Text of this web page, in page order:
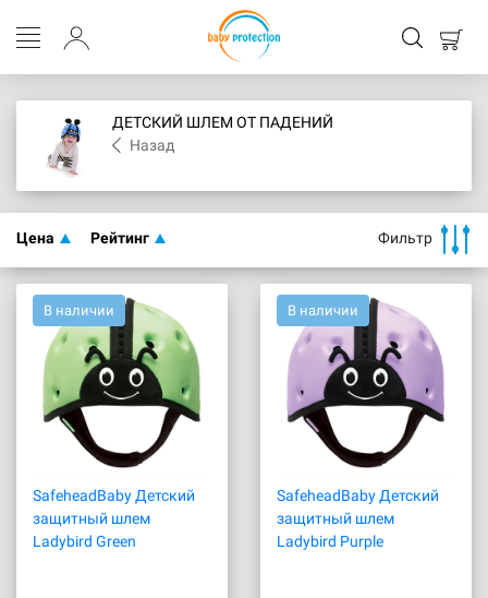
ДЕТСКИЙ ШЛЕМ ОТ ПАДЕНИЙ
Назад
Цена Рейтинг Фильтр
В наличии
SafeheadBaby Детский
защитный шлем
Ladybird Green
В наличии
SafeheadBaby Детский
защитный шлем
Ladybird Purple